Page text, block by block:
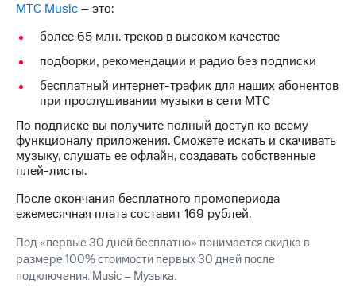
Роуминг
Семейная
группа
SIM-
карту
Оформить
eSIM
SIM-
карта
для
иностранцев
на связь
Тарифы
RED,
и МТС
Супер
дешевле
при
оплате
с карты
МТС
Деньги
и подключите
ТВ
с выгодным
тарифом
МТС Music– это:
более 65 млн. треков в высоком качестве
подборки, рекомендации и радио без подписки
бесплатный интернет-трафик для наших абонентов
при прослушивании музыки в сети МТС
По подписке вы получите полный доступ ко всему
функционалу приложения. Cможете искать и скачивать
музыку, слушать ее офлайн, создавать собственные
плей-листы.
После окончания бесплатного промопериода
ежемесячная плата составит 169 рублей.
Под «первые 30 дней бесплатно» понимается скидка в
размере 100% стоимости первых 30 дней после
подключения. Music – Музыка.